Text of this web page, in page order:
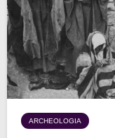
ARCHEOLOGIA